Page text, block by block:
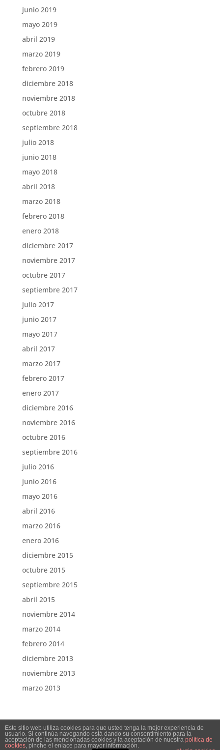
junio 2019
mayo 2019
abril 2019
marzo 2019
febrero 2019
diciembre 2018
noviembre 2018
octubre 2018
septiembre 2018
julio 2018
junio 2018
mayo 2018
abril 2018
marzo 2018
febrero 2018
enero 2018
diciembre 2017
noviembre 2017
octubre 2017
septiembre 2017
julio 2017
junio 2017
mayo 2017
abril 2017
marzo 2017
febrero 2017
enero 2017
diciembre 2016
noviembre 2016
octubre 2016
septiembre 2016
julio 2016
junio 2016
mayo 2016
abril 2016
marzo 2016
enero 2016
diciembre 2015
octubre 2015
septiembre 2015
abril 2015
noviembre 2014
marzo 2014
febrero 2014
diciembre 2013
noviembre 2013
marzo 2013
Este sitio web utiliza cookies para que usted tenga la mejor experiencia de
usuario. Si continúa navegando está dando su consentimiento para la
aceptación de las mencionadas cookies y la aceptación de nuestra política de
cookies, pinche el enlace para mayor información.